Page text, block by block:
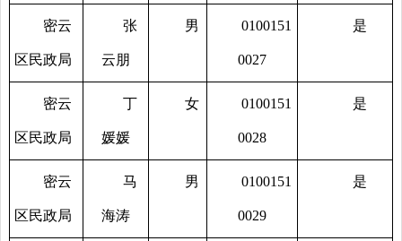
密云
区民政局
张
云朋
男 0100151
0027
是
密云
区民政局
丁
媛媛
女 0100151
0028
是
密云
区民政局
马
海涛
男 0100151
0029
是